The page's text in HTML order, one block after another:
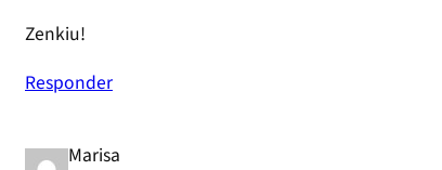
Zenkiu!
Responder
Marisa